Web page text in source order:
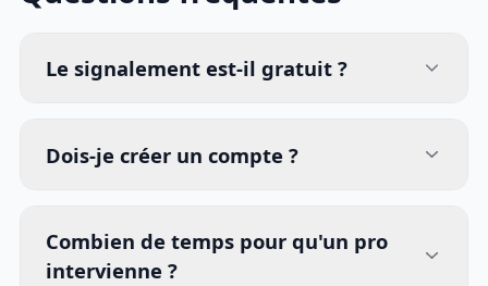
Le signalement est-il gratuit ?
Dois-je créer un compte ?
Combien de temps pour qu'un pro
intervienne ?